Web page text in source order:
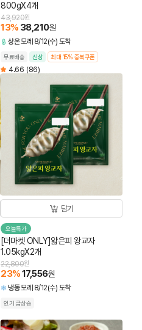
800gX4개
43,920원
13% 38,210원
상온모레 8/12(수) 도착
무료배송 신상 최대 15% 중복쿠폰
4.66 (86)
담기
오늘특가
[더마켓 ONLY]얇은피 왕교자
1.05kgX2개
22,800원
23%17,556원
냉동모레 8/12(수) 도착
인기 급상승